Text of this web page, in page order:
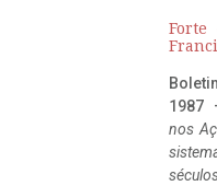
Forte
1987
nos